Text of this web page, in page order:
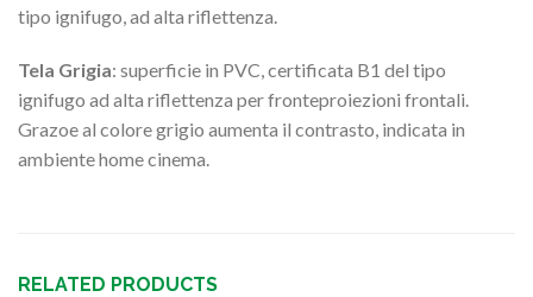
tipo ignifugo, ad alta riflettenza.
Tela Grigia: superficie in PVC, certificata B1 del tipo
ignifugo ad alta riflettenza per fronteproiezioni frontali.
Grazoe al colore grigio aumenta il contrasto, indicata in
ambiente home cinema.
RELATED PRODUCTS